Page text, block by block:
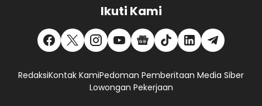
Ikuti Kami
RedaksiKontak KamiPedoman Pemberitaan Media Siber
Lowongan Pekerjaan